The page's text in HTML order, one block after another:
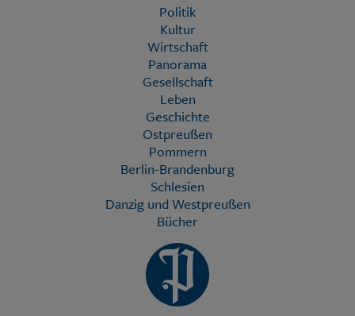
Politik
Kultur
Wirtschaft
Panorama
Gesellschaft
Leben
Geschichte
Ostpreußen
Pommern
Berlin-Brandenburg
Schlesien
Danzig und Westpreußen
Bücher